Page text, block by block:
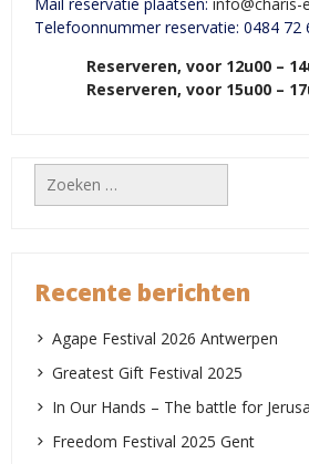
Telefoonnummer reservatie: 0484 72
Reserveren, voor 12u00 –
Reserveren, voor 15u00 –
Zoeken
naar:
Recente berichten
Agape Festival 2026 Antwerpen
Greatest Gift Festival 2025
In Our Hands – The battle for
Freedom Festival 2025 Gent